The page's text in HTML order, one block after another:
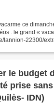
ce
: le grand «
lannion-22300/
le budget
prise
IDN)